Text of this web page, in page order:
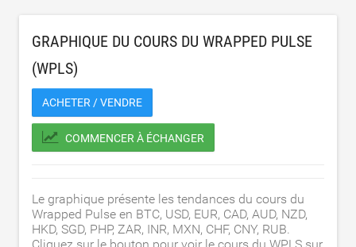
GRAPHIQUE DU COURS DU WRAPPED PULSE
(WPLS)
ACHETER / VENDRE
COMMENCER À ÉCHANGER
Le graphique présente les tendances du cours du
Wrapped Pulse en BTC, USD, EUR, CAD, AUD, NZD,
HKD, SGD, PHP, ZAR, INR, MXN, CHF, CNY, RUB.